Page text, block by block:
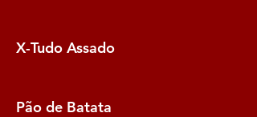
X-Tudo Assado
Pão de Batata